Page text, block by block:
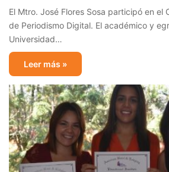
El Mtro. José Flores Sosa participó en el
de Periodismo Digital. El académico y
Universidad…
Leer más »